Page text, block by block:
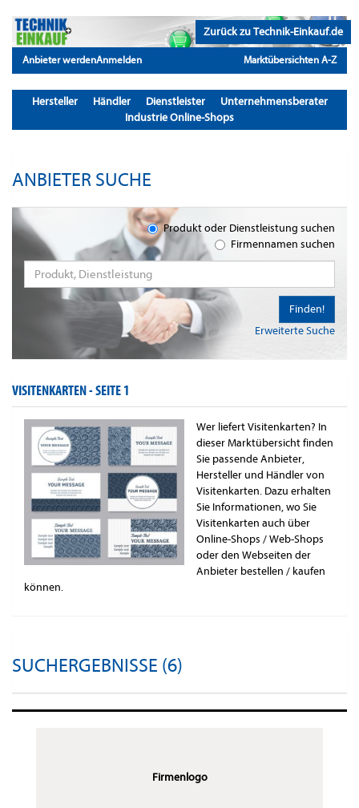
Zurück zu Technik-Einkauf.de
Anbieter werdenAnmelden Marktübersichten A-Z
Hersteller Händler Dienstleister
Unternehmensberater
Industrie Online-Shops
ANBIETER SUCHE
Produkt oder Dienstleistung suchen
Firmennamen suchen
Erweiterte Suche
Finden!
VISITENKARTEN -SEITE 1
Wer liefert Visitenkarten? In
dieser Marktübersicht finden
Sie passende Anbieter,
Hersteller und Händler von
Visitenkarten. Dazu erhalten
Sie Informationen, wo Sie
Visitenkarten auch über
Online-Shops / Web-Shops
oder den Webseiten der
Anbieter bestellen / kaufen
können.
SUCHERGEBNISSE (6)
Firmenlogo